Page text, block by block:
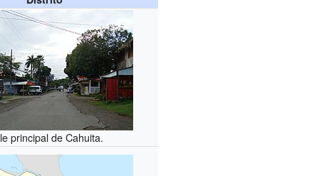
principal de Cahuita.